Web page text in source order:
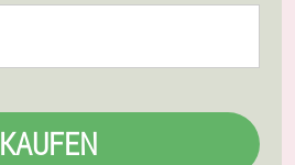
KAUFEN